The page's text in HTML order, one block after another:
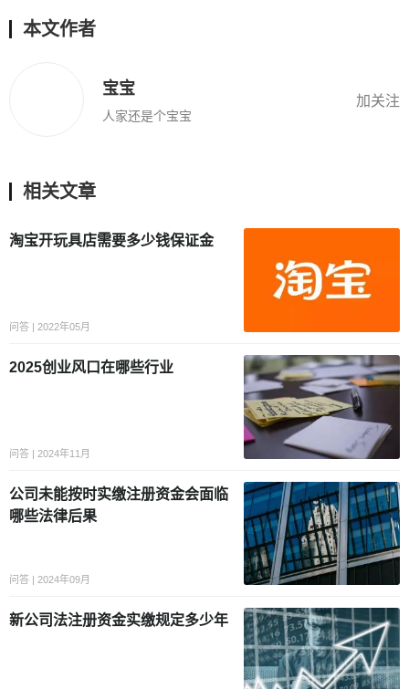
本文作者
宝宝
人家还是个宝宝
加关注
相关文章
淘宝开玩具店需要多少钱保证金
问答 | 2022年05月
2025创业风口在哪些行业
问答 | 2024年11月
公司未能按时实缴注册资金会面临
哪些法律后果
问答 | 2024年09月
新公司法注册资金实缴规定多少年